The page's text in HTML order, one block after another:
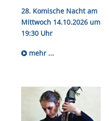
28. Komische Nacht am
Mittwoch 14.10.2026 um
19:30 Uhr
mehr ...